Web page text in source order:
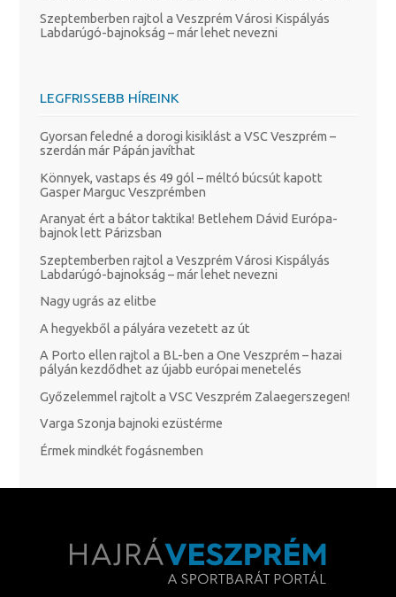
Szeptemberben rajtol a Veszprém Városi Kispályás
Labdarúgó-bajnokság – már lehet nevezni
LEGFRISSEBB HÍREINK
Gyorsan feledné a dorogi kisiklást a VSC Veszprém –
szerdán már Pápán javíthat
Könnyek, vastaps és 49 gól – méltó búcsút kapott
Gasper Marguc Veszprémben
Aranyat ért a bátor taktika! Betlehem Dávid Európa-
bajnok lett Párizsban
Szeptemberben rajtol a Veszprém Városi Kispályás
Labdarúgó-bajnokság – már lehet nevezni
Nagy ugrás az elitbe
A hegyekből a pályára vezetett az út
A Porto ellen rajtol a BL-ben a One Veszprém – hazai
pályán kezdődhet az újabb európai menetelés
Győzelemmel rajtolt a VSC Veszprém Zalaegerszegen!
Varga Szonja bajnoki ezüstérme
Érmek mindkét fogásnemben